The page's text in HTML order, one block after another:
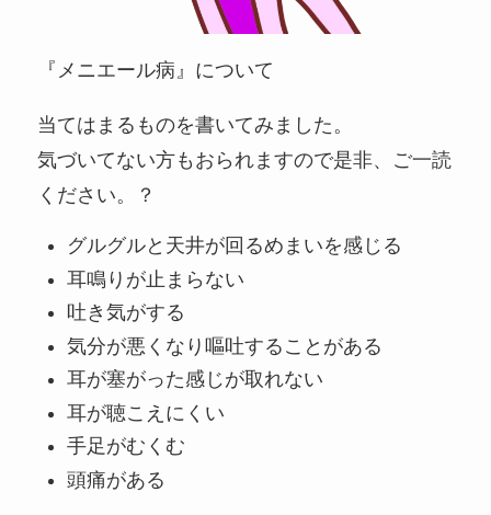
『メニエール病』について
当てはまるものを書いてみました。
気づいてない方もおられますので是非、ご一読
ください。？
グルグルと天井が回るめまいを感じる
耳鳴りが止まらない
吐き気がする
気分が悪くなり嘔吐することがある
耳が塞がった感じが取れない
耳が聴こえにくい
手足がむくむ
頭痛がある